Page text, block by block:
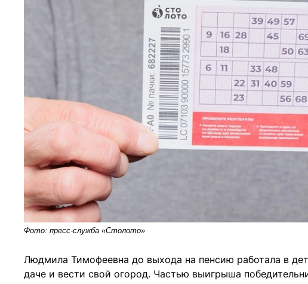
Фото: пресс-служба «Столото»
Людмила Тимофеевна до выхода на пенсию работала в
даче и вести свой огород. Частью выигрыша